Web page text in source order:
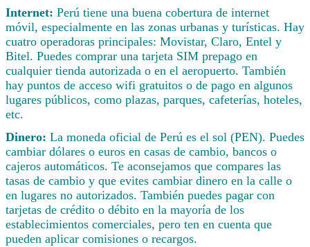
Internet: Perú tiene una buena cobertura de internet
móvil, especialmente en las zonas urbanas y turísticas. Hay
cuatro operadoras principales: Movistar, Claro, Entel y
Bitel. Puedes comprar una tarjeta SIM prepago en
cualquier tienda autorizada o en el aeropuerto. También
hay puntos de acceso wifi gratuitos o de pago en algunos
lugares públicos, como plazas, parques, cafeterías, hoteles,
etc.
Dinero: La moneda oficial de Perú es el sol (PEN). Puedes
cambiar dólares o euros en casas de cambio, bancos o
cajeros automáticos. Te aconsejamos que compares las
tasas de cambio y que evites cambiar dinero en la calle o
en lugares no autorizados. También puedes pagar con
tarjetas de crédito o débito en la mayoría de los
establecimientos comerciales, pero ten en cuenta que
pueden aplicar comisiones o recargos.